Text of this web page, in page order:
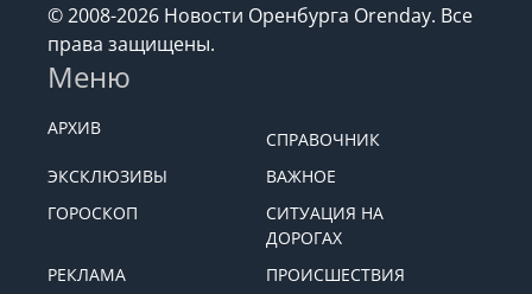
© 2008-2026 Новости Оренбурга Orenday. Все
права защищены.
Меню
АРХИВ
СПРАВОЧНИК
ЭКСКЛЮЗИВЫ
ВАЖНОЕ
ГОРОСКОП
СИТУАЦИЯ НА
ДОРОГАХ
РЕКЛАМА
ПРОИСШЕСТВИЯ